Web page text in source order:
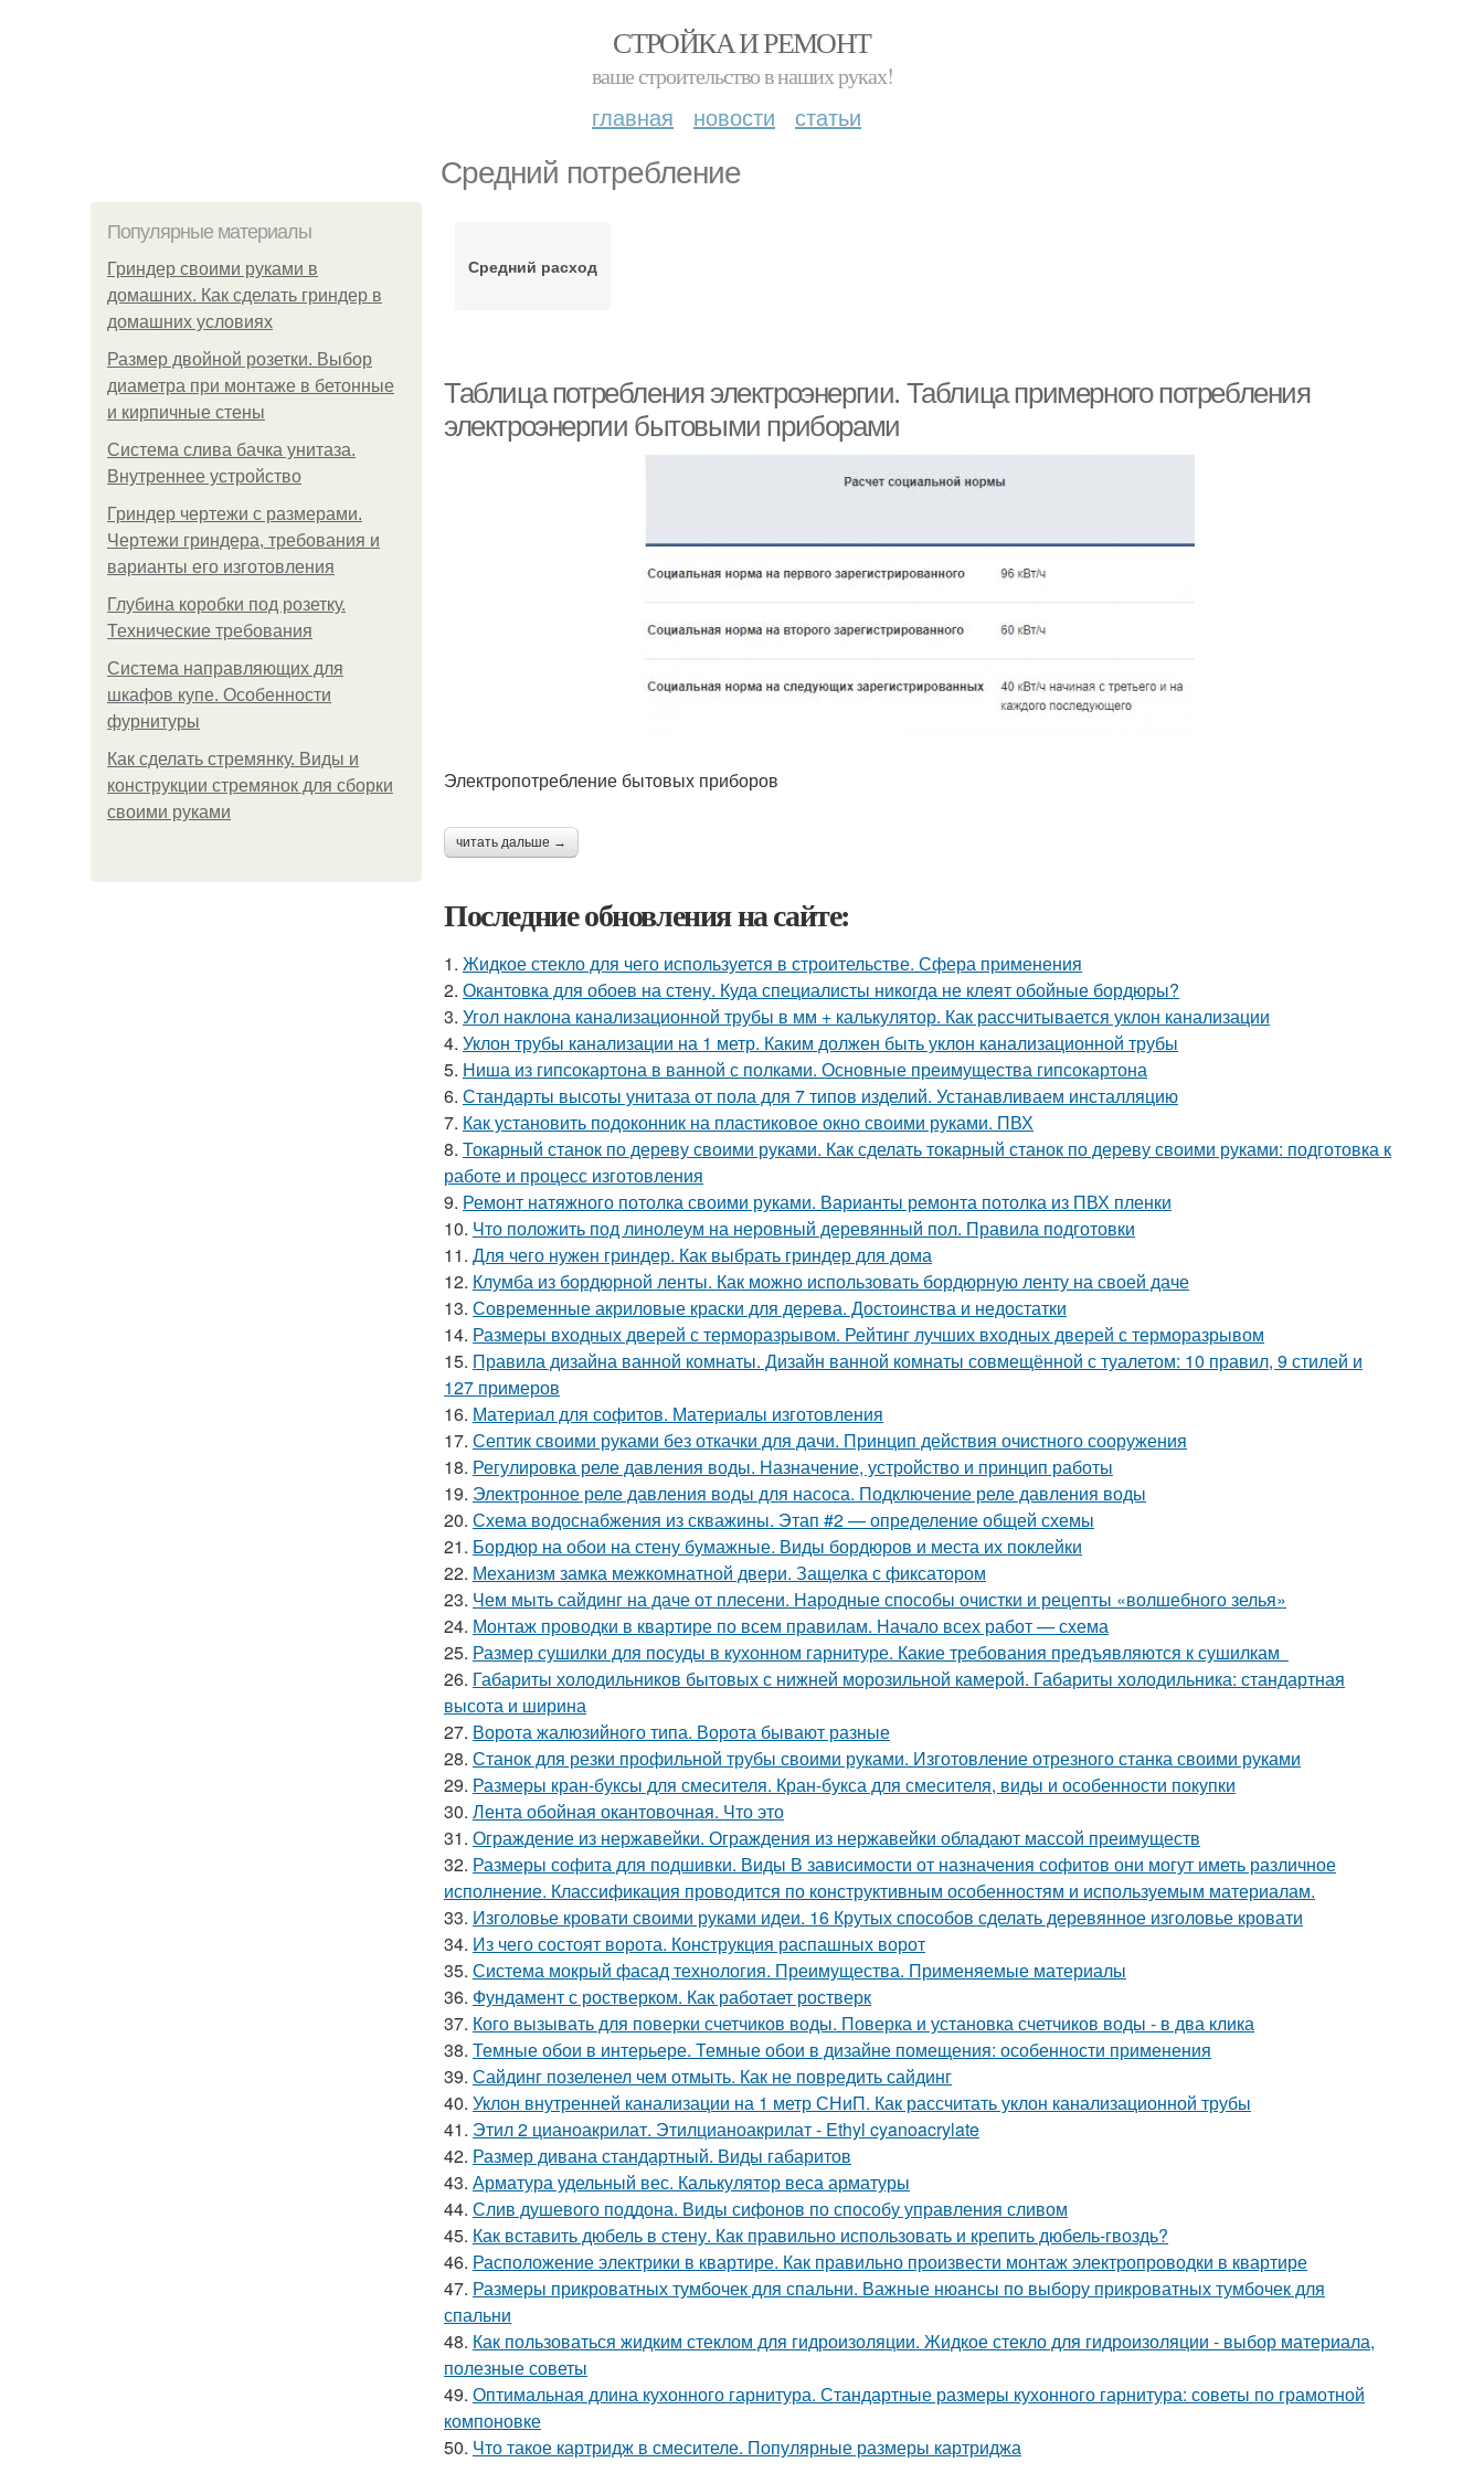
СТРОЙКА И РЕМОНТ
ваше строительство в наших руках!
главная новости статьи
Средний потребление
Популярные материалы
Гриндер своими руками в
домашних. Как сделать гриндер в
домашних условиях
Размер двойной розетки. Выбор
диаметра при монтаже в бетонные
и кирпичные стены
Система слива бачка унитаза.
Внутреннее устройство
Гриндер чертежи с размерами.
Чертежи гриндера, требования и
варианты его изготовления
Глубина коробки под розетку.
Технические требования
Система направляющих для
шкафов купе. Особенности
фурнитуры
Как сделать стремянку. Виды и
конструкции стремянок для сборки
своими руками
Средний расход
Таблица потребления электроэнергии. Таблица примерного потребления
электроэнергии бытовыми приборами
Электропотребление бытовых приборов
читать дальше →
Последние обновления на сайте:
1. Жидкое стекло для чего используется в строительстве. Сфера применения
2. Окантовка для обоев на стену. Куда специалисты никогда не клеят обойные бордюры?
3. Угол наклона канализационной трубы в мм + калькулятор. Как рассчитывается уклон канализации
4. Уклон трубы канализации на 1 метр. Каким должен быть уклон канализационной трубы
5. Ниша из гипсокартона в ванной с полками. Основные преимущества гипсокартона
6. Стандарты высоты унитаза от пола для 7 типов изделий. Устанавливаем инсталляцию
7. Как установить подоконник на пластиковое окно своими руками. ПВХ
8. Токарный станок по дереву своими руками. Как сделать токарный станок по дереву своими руками: подготовка к
работе и процесс изготовления
9. Ремонт натяжного потолка своими руками. Варианты ремонта потолка из ПВХ пленки
10. Что положить под линолеум на неровный деревянный пол. Правила подготовки
11. Для чего нужен гриндер. Как выбрать гриндер для дома
12. Клумба из бордюрной ленты. Как можно использовать бордюрную ленту на своей даче
13. Современные акриловые краски для дерева. Достоинства и недостатки
14. Размеры входных дверей с терморазрывом. Рейтинг лучших входных дверей с терморазрывом
15. Правила дизайна ванной комнаты. Дизайн ванной комнаты совмещённой с туалетом: 10 правил, 9 стилей и
127 примеров
16. Материал для софитов. Материалы изготовления
17. Септик своими руками без откачки для дачи. Принцип действия очистного сооружения
18. Регулировка реле давления воды. Назначение, устройство и принцип работы
19. Электронное реле давления воды для насоса. Подключение реле давления воды
20. Схема водоснабжения из скважины. Этап #2 — определение общей схемы
21. Бордюр на обои на стену бумажные. Виды бордюров и места их поклейки
22. Механизм замка межкомнатной двери. Защелка с фиксатором
23. Чем мыть сайдинг на даче от плесени. Народные способы очистки и рецепты «волшебного зелья»
24. Монтаж проводки в квартире по всем правилам. Начало всех работ — схема
25. Размер сушилки для посуды в кухонном гарнитуре. Какие требования предъявляются к сушилкам
26. Габариты холодильников бытовых с нижней морозильной камерой. Габариты холодильника: стандартная
высота и ширина
27. Ворота жалюзийного типа. Ворота бывают разные
28. Станок для резки профильной трубы своими руками. Изготовление отрезного станка своими руками
29. Размеры кран-буксы для смесителя. Кран-букса для смесителя, виды и особенности покупки
30. Лента обойная окантовочная. Что это
31. Ограждение из нержавейки. Ограждения из нержавейки обладают массой преимуществ
32. Размеры софита для подшивки. Виды В зависимости от назначения софитов они могут иметь различное
исполнение. Классификация проводится по конструктивным особенностям и используемым материалам.
33. Изголовье кровати своими руками идеи. 16 Крутых способов сделать деревянное изголовье кровати
34. Из чего состоят ворота. Конструкция распашных ворот
35. Система мокрый фасад технология. Преимущества. Применяемые материалы
36. Фундамент с ростверком. Как работает ростверк
37. Кого вызывать для поверки счетчиков воды. Поверка и установка счетчиков воды - в два клика
38. Темные обои в интерьере. Темные обои в дизайне помещения: особенности применения
39. Сайдинг позеленел чем отмыть. Как не повредить сайдинг
40. Уклон внутренней канализации на 1 метр СНиП. Как рассчитать уклон канализационной трубы
41. Этил 2 цианоакрилат. Этилцианоакрилат - Ethyl cyanoacrylate
42. Размер дивана стандартный. Виды габаритов
43. Арматура удельный вес. Калькулятор веса арматуры
44. Слив душевого поддона. Виды сифонов по способу управления сливом
45. Как вставить дюбель в стену. Как правильно использовать и крепить дюбель-гвоздь?
46. Расположение электрики в квартире. Как правильно произвести монтаж электропроводки в квартире
47. Размеры прикроватных тумбочек для спальни. Важные нюансы по выбору прикроватных тумбочек для
спальни
48. Как пользоваться жидким стеклом для гидроизоляции. Жидкое стекло для гидроизоляции - выбор материала,
полезные советы
49. Оптимальная длина кухонного гарнитура. Стандартные размеры кухонного гарнитура: советы по грамотной
компоновке
50. Что такое картридж в смесителе. Популярные размеры картриджа